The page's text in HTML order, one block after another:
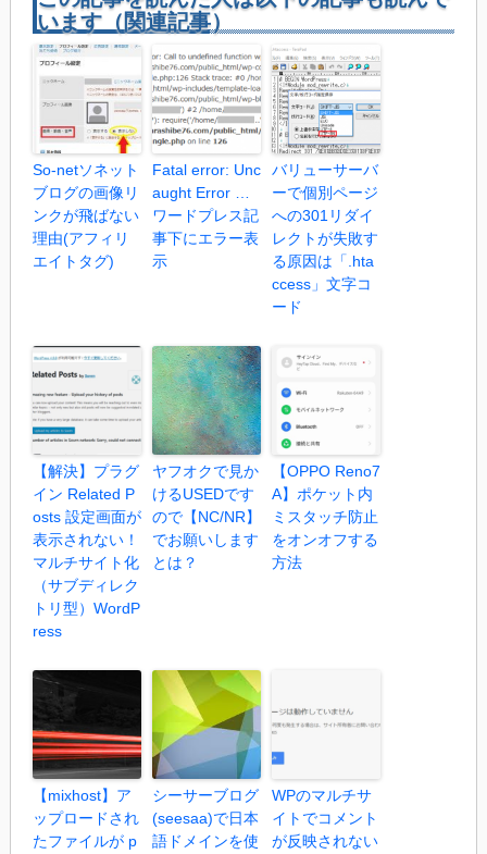
います（関連記事）
So-netソネット
ブログの画像リ
ンクが飛ばない
理由(アフィリ
エイトタグ)
Fatal error: Unc
aught Error …
ワードプレス記
事下にエラー表
示
バリューサーバ
ーで個別ページ
への301リダイ
レクトが失敗す
る原因は「.hta
ccess」文字コ
ード
【解決】プラグ
イン Related P
osts 設定画面が
表示されない！
マルチサイト化
（サブディレク
トリ型）WordP
ress
ヤフオクで見か
けるUSEDです
ので【NC/NR】
でお願いします
とは？
【OPPO Reno7
A】ポケット内
ミスタッチ防止
をオンオフする
方法
【mixhost】ア
ップロードされ
たファイルが p
シーサーブログ
(seesaa)で日本
語ドメインを使
WPのマルチサ
イトでコメント
が反映されない